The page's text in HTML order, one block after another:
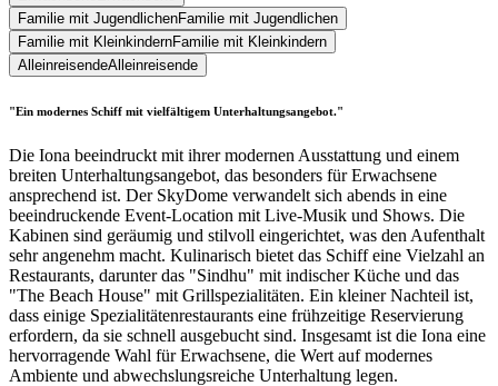
Familie mit JugendlichenFamilie mit Jugendlichen
Familie mit KleinkindernFamilie mit Kleinkindern
AlleinreisendeAlleinreisende
"Ein modernes Schiff mit vielfältigem Unterhaltungsangebot."
Die Iona beeindruckt mit ihrer modernen Ausstattung und einem
breiten Unterhaltungsangebot, das besonders für Erwachsene
ansprechend ist. Der SkyDome verwandelt sich abends in eine
beeindruckende Event-Location mit Live-Musik und Shows. Die
Kabinen sind geräumig und stilvoll eingerichtet, was den Aufenthalt
sehr angenehm macht. Kulinarisch bietet das Schiff eine Vielzahl an
Restaurants, darunter das "Sindhu" mit indischer Küche und das
"The Beach House" mit Grillspezialitäten. Ein kleiner Nachteil ist,
dass einige Spezialitätenrestaurants eine frühzeitige Reservierung
erfordern, da sie schnell ausgebucht sind. Insgesamt ist die Iona eine
hervorragende Wahl für Erwachsene, die Wert auf modernes
Ambiente und abwechslungsreiche Unterhaltung legen.